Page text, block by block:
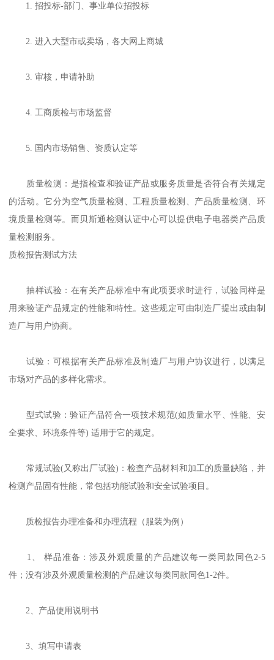
1. 招投标-部门、事业单位招投标
2. 进入大型市或卖场，各大网上商城
3. 审核，申请补助
4. 工商质检与市场监督
5. 国内市场销售、资质认定等
质量检测：是指检查和验证产品或服务质量是否符合有关规定
的活动。它分为空气质量检测、工程质量检测、产品质量检测、环
境质量检测等。而贝斯通检测认证中心可以提供电子电器类产品质
量检测服务。
质检报告测试方法
抽样试验：在有关产品标准中有此项要求时进行，试验同样是
用来验证产品规定的性能和特性。这些规定可由制造厂提出或由制
造厂与用户协商。
试验：可根据有关产品标准及制造厂与用户协议进行，以满足
市场对产品的多样化需求。
型式试验：验证产品符合一项技术规范(如质量水平、性能、安
全要求、环境条件等) 适用于它的规定。
常规试验(又称出厂试验)：检查产品材料和加工的质量缺陷，并
检测产品固有性能，常包括功能试验和安全试验项目。
质检报告办理准备和办理流程（服装为例）
1、 样品准备：涉及外观质量的产品建议每一类同款同色2-5
件；没有涉及外观质量检测的产品建议每类同款同色1-2件。
2、产品使用说明书
3、填写申请表